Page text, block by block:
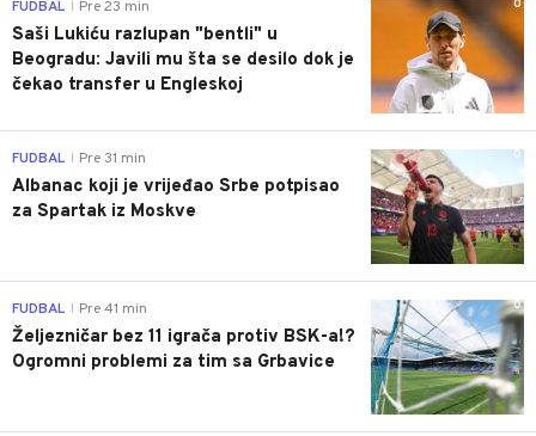
0
FUDBAL Pre 23 min
Saši Lukiću razlupan "bentli" u
Beogradu: Javili mu šta se desilo dok je
čekao transfer u Engleskoj
0
FUDBAL Pre 31 min
Albanac koji je vrijeđao Srbe potpisao
za Spartak iz Moskve
0
FUDBAL Pre 41 min
Željezničar bez 11 igrača protiv BSK-a!?
Ogromni problemi za tim sa Grbavice